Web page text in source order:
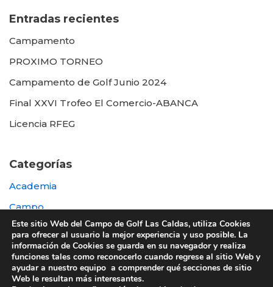
Entradas recientes
Campamento
PROXIMO TORNEO
Campamento de Golf Junio 2024
Final XXVI Trofeo El Comercio-ABANCA
Licencia RFEG
Categorías
Academia
Campo
Destacada
Otras
Este sitio Web del Campo de Golf Las Caldas, utiliza Cookies
para ofrecer al usuario la mejor experiencia y uso posible. La
información de Cookies se guarda en su navegador y realiza
funciones tales como reconocerlo cuando regrese al sitio Web y
ayudar a nuestro equipo a comprender qué secciones de sitio
Web le resultan más interesantes.